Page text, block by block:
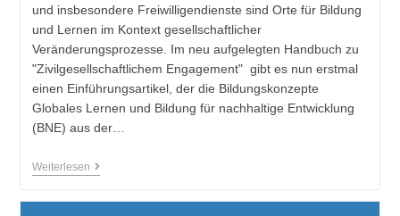
und insbesondere Freiwilligendienste sind Orte für Bildung
und Lernen im Kontext gesellschaftlicher
Veränderungsprozesse. Im neu aufgelegten Handbuch zu
"Zivilgesellschaftlichem Engagement" gibt es nun erstmal
einen Einführungsartikel, der die Bildungskonzepte
Globales Lernen und Bildung für nachhaltige Entwicklung
(BNE) aus der…
Weiterlesen